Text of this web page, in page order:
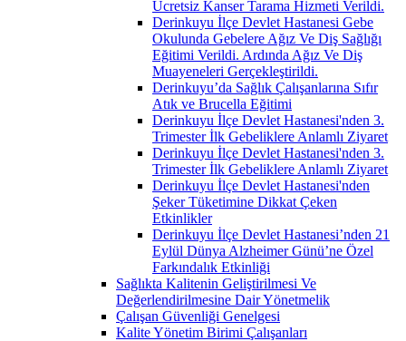
Ücretsiz Kanser Tarama Hizmeti Verildi.
Derinkuyu İlçe Devlet Hastanesi Gebe
Okulunda Gebelere Ağız Ve Diş Sağlığı
Eğitimi Verildi. Ardında Ağız Ve Diş
Muayeneleri Gerçekleştirildi.
Derinkuyu’da Sağlık Çalışanlarına Sıfır
Atık ve Brucella Eğitimi
Derinkuyu İlçe Devlet Hastanesi'nden 3.
Trimester İlk Gebeliklere Anlamlı Ziyaret
Derinkuyu İlçe Devlet Hastanesi'nden 3.
Trimester İlk Gebeliklere Anlamlı Ziyaret
Derinkuyu İlçe Devlet Hastanesi'nden
Şeker Tüketimine Dikkat Çeken
Etkinlikler
Derinkuyu İlçe Devlet Hastanesi’nden 21
Eylül Dünya Alzheimer Günü’ne Özel
Farkındalık Etkinliği
Sağlıkta Kalitenin Geliştirilmesi Ve
Değerlendirilmesine Dair Yönetmelik
Çalışan Güvenliği Genelgesi
Kalite Yönetim Birimi Çalışanları